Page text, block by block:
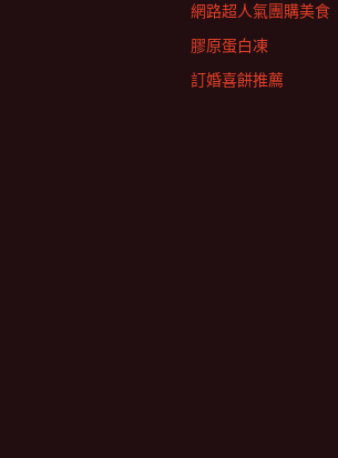
網路超人氣團購美食
膠原蛋白凍
訂婚喜餅推薦